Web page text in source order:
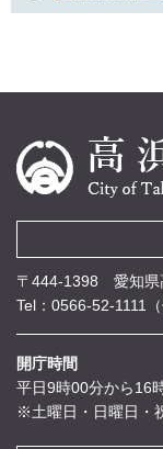
〒444-1398 愛知県
Tel：0566-52-1111（
開庁時間
平日9時00分から16
※土曜日・日曜日